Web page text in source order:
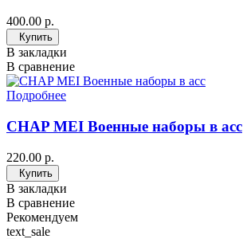
400.00 р.
Купить
В закладки
В сравнение
Подробнее
CHAP MEI Военные наборы в асс
220.00 р.
Купить
В закладки
В сравнение
Рекомендуем
text_sale